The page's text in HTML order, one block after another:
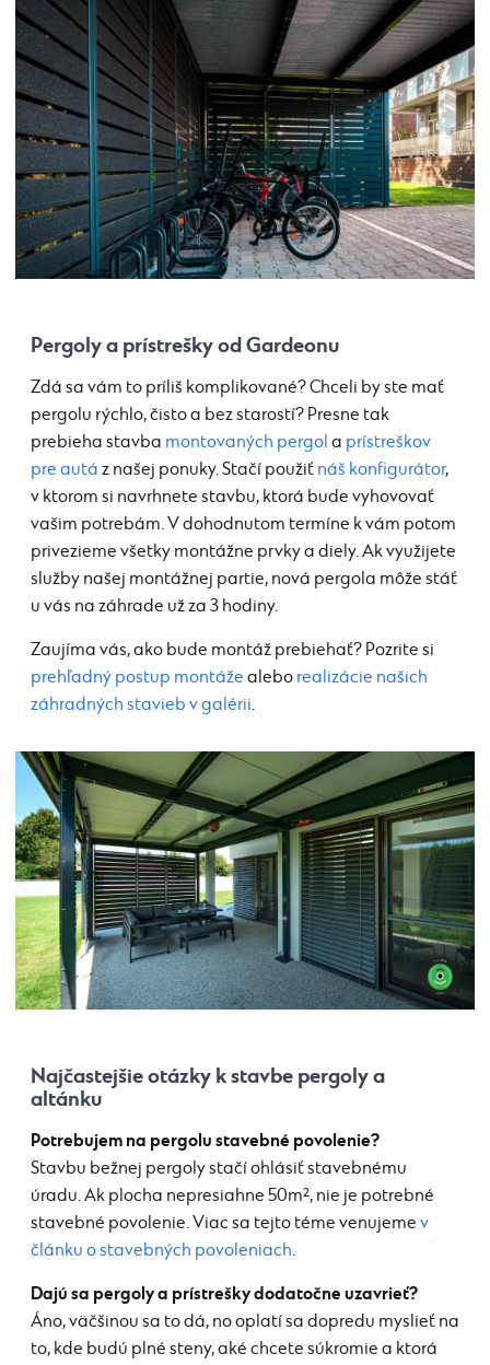
Pergoly a prístrešky od Gardeonu
Zdá sa vám to príliš komplikované? Chceli by ste mať
pergolu rýchlo, čisto a bez starostí? Presne tak
prebieha stavba montovaných pergol a prístreškov
pre autá z našej ponuky. Stačí použiť náš konfigurátor,
v ktorom si navrhnete stavbu, ktorá bude vyhovovať
vašim potrebám. V dohodnutom termíne k vám potom
privezieme všetky montážne prvky a diely. Ak využijete
služby našej montážnej partie, nová pergola môže stáť
u vás na záhrade už za 3 hodiny.
Zaujíma vás, ako bude montáž prebiehať? Pozrite si
prehľadný postup montáže alebo realizácie našich
záhradných stavieb v galérii.
Najčastejšie otázky k stavbe pergoly a
altánku
Potrebujem na pergolu stavebné povolenie?
Stavbu bežnej pergoly stačí ohlásiť stavebnému
úradu. Ak plocha nepresiahne 50m², nie je potrebné
stavebné povolenie. Viac sa tejto téme venujeme v
článku o stavebných povoleniach.
Dajú sa pergoly a prístrešky dodatočne uzavrieť?
Áno, väčšinou sa to dá, no oplatí sa dopredu myslieť na
to, kde budú plné steny, aké chcete súkromie a ktorá